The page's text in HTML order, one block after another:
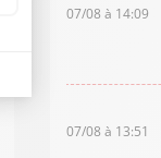
07/08 à 14:09
07/08 à 13:51